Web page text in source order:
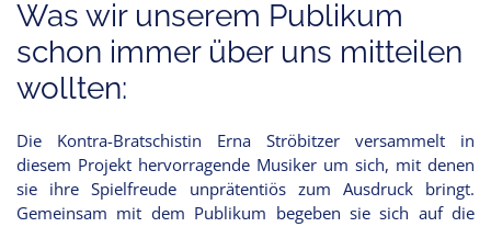
Was wir unserem Publikum
schon immer über uns mitteilen
wollten:
Die Kontra-Bratschistin Erna Ströbitzer versammelt in
diesem Projekt hervorragende Musiker um sich, mit denen
sie ihre Spielfreude unprätentiös zum Ausdruck bringt.
Gemeinsam mit dem Publikum begeben sie sich auf die